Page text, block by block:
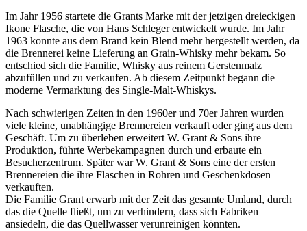
Im Jahr 1956 startete die Grants Marke mit der jetzigen dreieckigen
Ikone Flasche, die von Hans Schleger entwickelt wurde. Im Jahr
1963 konnte aus dem Brand kein Blend mehr hergestellt werden, da
die Brennerei keine Lieferung an Grain-Whisky mehr bekam. So
entschied sich die Familie, Whisky aus reinem Gerstenmalz
abzufüllen und zu verkaufen. Ab diesem Zeitpunkt begann die
moderne Vermarktung des Single-Malt-Whiskys.
Nach schwierigen Zeiten in den 1960er und 70er Jahren wurden
viele kleine, unabhängige Brennereien verkauft oder ging aus dem
Geschäft. Um zu überleben erweitert W. Grant & Sons ihre
Produktion, führte Werbekampagnen durch und erbaute ein
Besucherzentrum. Später war W. Grant & Sons eine der ersten
Brennereien die ihre Flaschen in Rohren und Geschenkdosen
verkauften.
Die Familie Grant erwarb mit der Zeit das gesamte Umland, durch
das die Quelle fließt, um zu verhindern, dass sich Fabriken
ansiedeln, die das Quellwasser verunreinigen könnten.